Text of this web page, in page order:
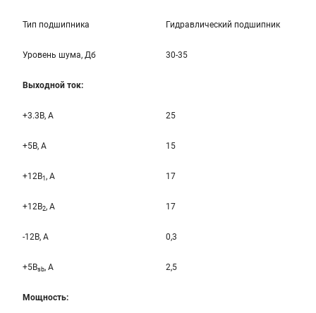
Тип подшипника Гидравлический подшипник
Уровень шума, Дб 30-35
Выходной ток:
+3.3B, А 25
+5B, А 15
+12B1 , A 17
+12B2, A 17
-12B, A 0,3
+5Bsb, A 2,5
Мощность: